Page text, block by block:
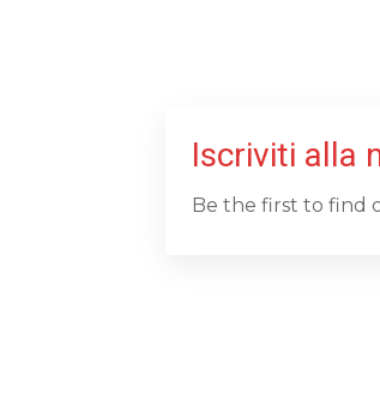
Iscriviti alla
Be the first to find